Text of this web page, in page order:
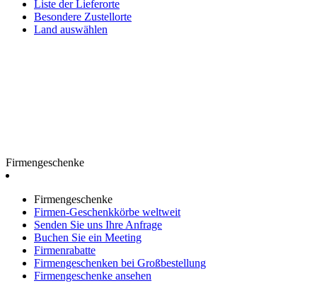
Liste der Lieferorte
Besondere Zustellorte
Land auswählen
Firmengeschenke
Firmengeschenke
Firmen-Geschenkkörbe weltweit
Senden Sie uns Ihre Anfrage
Buchen Sie ein Meeting
Firmenrabatte
Firmengeschenken bei Großbestellung
Firmengeschenke ansehen